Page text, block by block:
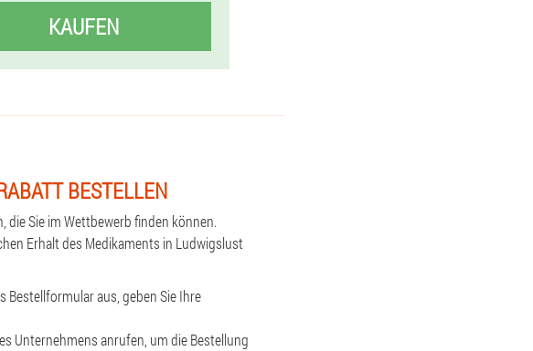
KAUFEN
BESTELLEN
die Sie im Wettbewerb finden können.
Erhalt des Medikaments in Ludwigslust
Bestellformular aus, geben Sie Ihre
Unternehmens anrufen, um die Bestellung